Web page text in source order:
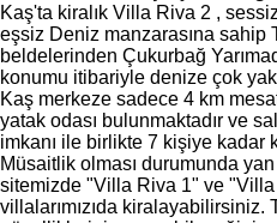
Kaş'ta kiralık Villa Riva 2 ,
eşsiz Deniz manzarasına sahip
beldelerinden Çukurbağ
konumu itibariyle denize çok
Kaş merkeze sadece 4 km
yatak odası bulunmaktadır ve
imkanı ile birlikte 7 kişiye kadar
Müsaitlik olması durumunda
sitemizde "Villa Riva 1" ve
villalarımızıda